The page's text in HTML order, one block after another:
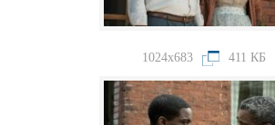
1024x683 411 КБ